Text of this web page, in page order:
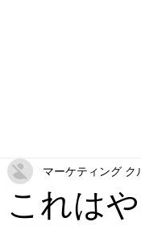
これは
マーケティング ク